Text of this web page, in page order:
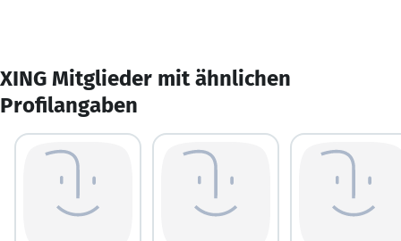
XING Mitglieder mit ähnlichen
Profilangaben